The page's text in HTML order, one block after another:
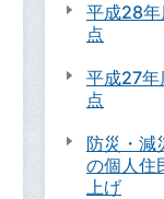
平成28年
点
平成27年
点
防災・減
の個人住
上げ